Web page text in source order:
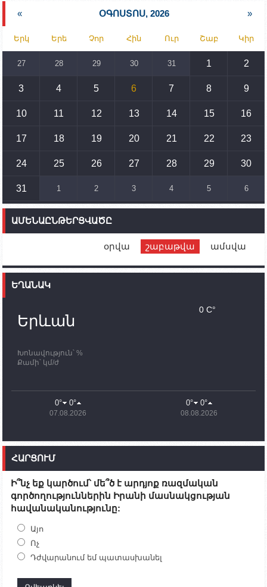
նախարարության հոգածության ներքո
Իրանը կողմ է տարածաշրջանի համար շահավետ
տրանսպորտային հաղորդակցությունների
զարգացմանը, սակայն ոչ՝ միջազգային
սահմանների փոփոխությանը
15:10 02.10.2023
սպառնալիքները կասեցնելու համար. իսպանացի
պատգամավորը Գորիսում է
14:54 02.10.2023
տեղակայված հայկական դիրքերի անձնակազմի
ունեն. կիպրոսցի խորհրդարանականը՝ Ալեն
Ֆրանսիայի ԱԳ նախարարը կայցելի Հայաստան
պատասխանատուներ կմնան ԼՂ-ում՝ մինչև
որոնողափրկարարական աշխատանքների
11:03
ՄԱԿ-ի առաքելությունը շատ, շատ, շատ օգտակար
Ադրբեջանի փոխվարչապետն այսօր կմեկնի
Ստեփանակերտ
10:07 02.10.2023
09:38 02.10.2023
Խումբն Արցախում կմնա` մինչև զոհվածների
աճյունների ու անհետ կորածների
Ժամը 18։00-ի դրությամբ ԼՂ-ից բռնի տեղահանված
« ՕԳՈՍՏՈՍ, 2026 »
Երկ Երե Չոր Հին Ուր Շաբ Կիր
27 28 29 30 31 1 2
3 4 5 6 7 8 9
10 11 12 13 14 15 16
17 18 19 20 21 22 23
24 25 26 27 28 29 30
31 1 2 3 4 5 6
ԱՄԵՆԱԸՆԹԵՐՑՎԱԾԸ
օրվա շաբաթվա ամսվա
ԵՂԱՆԱԿ
Երևան
Խոնավություն՝ %
Քամի՝ կմ/ժ
0 C°
0° 0°
07.08.2026
0° 0°
08.08.2026
ՀԱՐՑՈՒՄ
Ի՞նչ եք կարծում՝ մե՞ծ է արդյոք ռազմական
գործողություններին Իրանի մասնակցության
հավանականությունը:
Այո
Ոչ
Դժվարանում եմ պատասխանել